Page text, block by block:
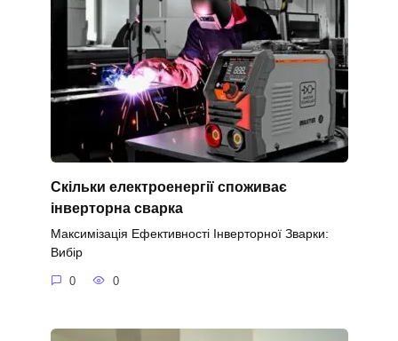
Скільки електроенергії споживає
інверторна сварка
Максимізація Ефективності Інверторної Зварки:
Вибір
0 0